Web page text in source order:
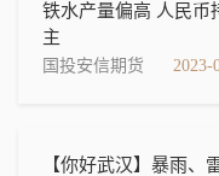
铁水产量偏高 人民币
主
国投安信期货 2023-
【你好武汉】暴雨、